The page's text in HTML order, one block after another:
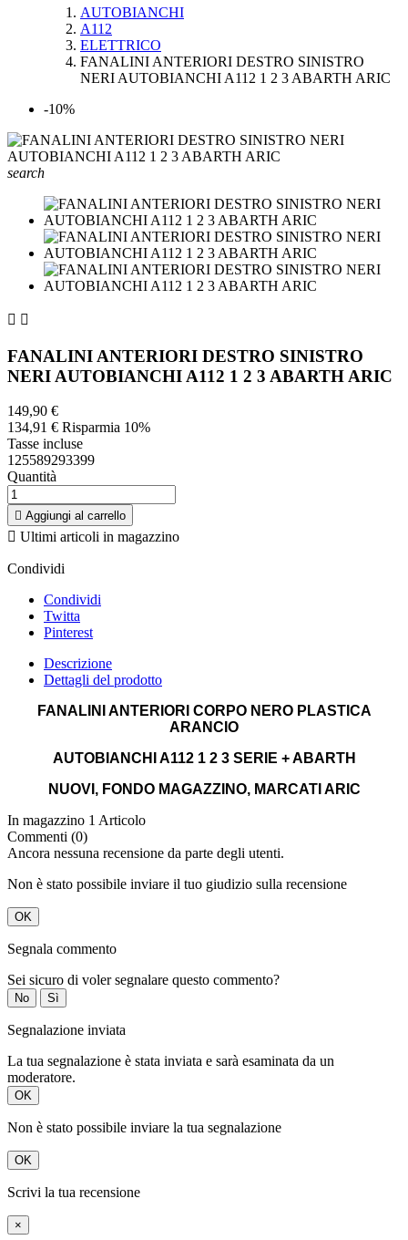
AUTOBIANCHI
A112
ELETTRICO
FANALINI ANTERIORI DESTRO SINISTRO
NERI AUTOBIANCHI A112 1 2 3 ABARTH ARIC
-10%
search
 
FANALINI ANTERIORI DESTRO SINISTRO
NERI AUTOBIANCHI A112 1 2 3 ABARTH ARIC
149,90 €
134,91 € Risparmia 10%
Tasse incluse
125589293399
Quantità
 Aggiungi al carrello
 Ultimi articoli in magazzino
Condividi
Condividi
Twitta
Pinterest
Descrizione
Dettagli del prodotto
FANALINI ANTERIORI CORPO NEROPLASTICA
ARANCIO
AUTOBIANCHI A112 1 2 3 SERIE + ABARTH
NUOVI, FONDO MAGAZZINO, MARCATI ARIC
In magazzino 1 Articolo
Commenti (0)
Ancora nessuna recensione da parte degli utenti.
Non è stato possibile inviare il tuo giudizio sulla recensione
OK
Segnala commento
Sei sicuro di voler segnalare questo commento?
No Sì
Segnalazione inviata
La tua segnalazione è stata inviata e sarà esaminata da un
moderatore.
OK
Non è stato possibile inviare la tua segnalazione
OK
Scrivi la tua recensione
×